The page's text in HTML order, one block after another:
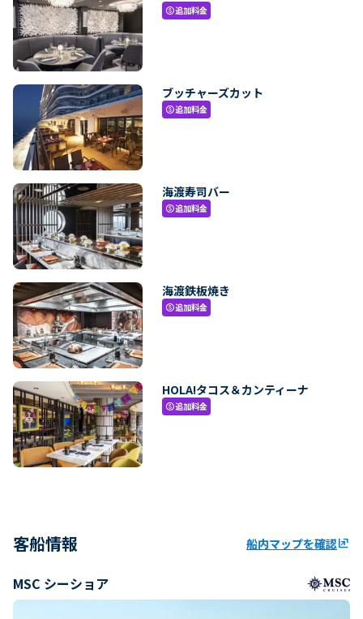
paid追加料金
ブッチャーズカット
paid追加料金
海渡寿司バー
paid追加料金
海渡鉄板焼き
paid追加料金
HOLA!タコス＆カンティーナ
paid追加料金
客船情報 船内マップを確認ungroup
MSC シーショア